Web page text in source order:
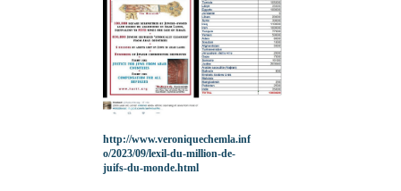
http://www.veroniquechemla.inf
o/2023/09/lexil-du-million-de-
juifs-du-monde.html